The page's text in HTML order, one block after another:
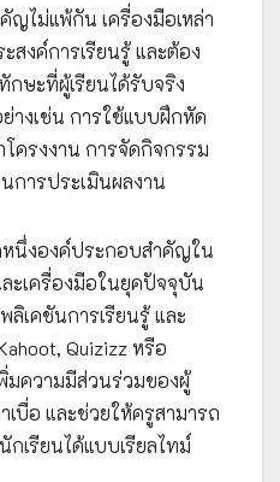
ญไม่แพ้กัน เครื่องมือเหล่า
งค์การเรียนรู้ และต้อง
ษะที่ผู้เรียนได้รับจริง
างเช่น การใช้แบบฝึกหัด
ครงงาน การจัดกิจกรรม
การประเมินผลงาน
หนึ่งองค์ประกอบสำคัญใน
ะเครื่องมือในยุคปัจจุบัน
เคชันการเรียนรู้ และ
Quizizz หรือ
มความมีส่วนร่วมของผู้
เบื่อ และช่วยให้ครูสามารถ
เรียนได้แบบเรียลไทม์